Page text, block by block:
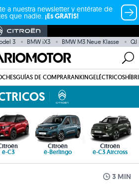
a nuestra newsletter y entérate de
que nadie. ¡Es GRATIS!
3 BMW iX3 BMW M3 Neue Klasse QJ
GUÍAS DE COMPRARANKINGELÉCTRICOS
ë-C3
Citroën
ë-Berlingo
Citroën
ë-C3 Aircross
3 MIN